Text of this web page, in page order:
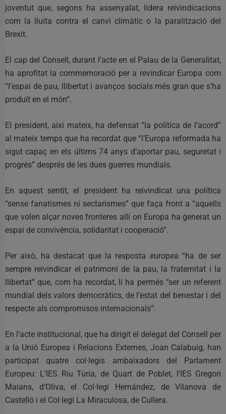
joventut que, segons ha assenyalat, lidera reivindicacions
com la lluita contra el canvi climàtic o la paralització del
Brexit.
El cap del Consell, durant l’acte en el Palau de la Generalitat,
ha aprofitat la commemoració per a revindicar Europa com
“l’espai de pau, llibertat i avanços socials més gran que s’ha
produït en el món”.
El president, així mateix, ha defensat “la política de l’acord”
al mateix temps que ha recordat que “l’Europa reformada ha
sigut capaç en els últims 74 anys d’aportar pau, seguretat i
progrés” després de les dues guerres mundials.
En aquest sentit, el president ha reivindicat una política
“sense fanatismes ni sectarismes” que faça front a “aquells
que volen alçar noves fronteres allí on Europa ha generat un
espai de convivència, solidaritat i cooperació”.
Per això, ha destacat que la resposta europea “ha de ser
sempre reivindicar el patrimoni de la pau, la fraternitat i la
llibertat” que, com ha recordat, li ha permés “ser un referent
mundial dels valors democràtics, de l’estat del benestar i del
respecte als compromisos internacionals”.
En l’acte institucional, que ha dirigit el delegat del Consell per
a la Unió Europea i Relacions Externes, Joan Calabuig, han
participat quatre col·legis ambaixadors del Parlament
Europeu: L’IES Riu Túria, de Quart de Poblet, l’IES Gregori
Maians, d’Oliva, el Col·legi Hernández, de Vilanova de
Castelló i el Col·legi La Miraculosa, de Cullera.